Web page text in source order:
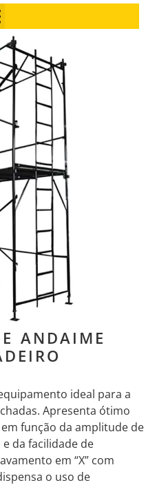
ANDAIME
ideal para a
Apresenta ótimo
função da amplitude de
da facilidade de
em “X” com
o uso de